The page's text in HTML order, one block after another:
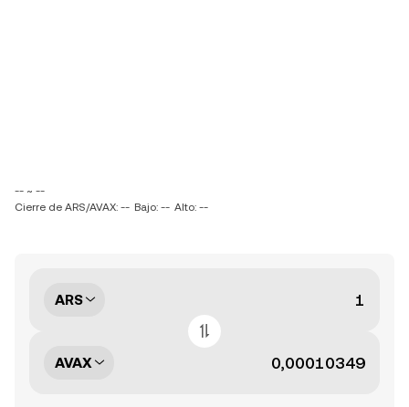
-- ~ --
Cierre de ARS/AVAX: -- Bajo: -- Alto: --
ARS
AVAX